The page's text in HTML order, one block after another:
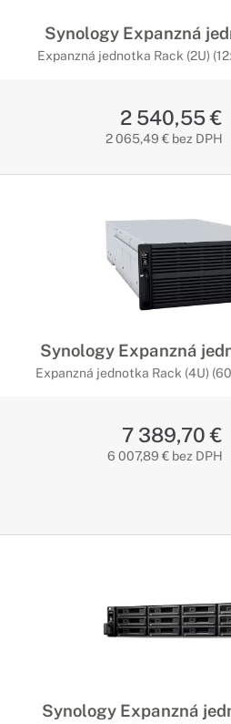
Synology Expanzná
Expanzná jednotka Rack (2U)
2 540,55 €
2 065,49 € bez DPH
Synology Expanzná
Expanzná jednotka Rack (4U)
7 389,70 €
6 007,89 € bez DPH
Synology Expanzná